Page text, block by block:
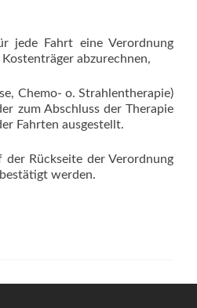
jede Fahrt eine Verordnung
abzurechnen,
Chemo- o. Strahlentherapie)
zum Abschluss der Therapie
Fahrten ausgestellt.
der Rückseite der Verordnung
werden.